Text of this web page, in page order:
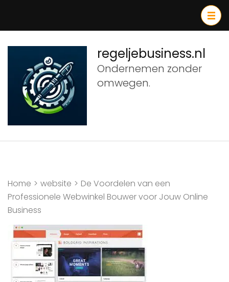
inhoud
(druk
Enter)
regeljebusiness.nl
Ondernemen zonder
omwegen.
Home > website > De Voordelen van een
Professionele Webwinkel Bouwer voor Jouw Online
Business